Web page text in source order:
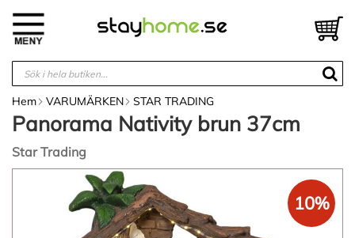
innehållet
Hem VARUMÄRKEN STAR TRADING
Panorama Nativity brun 37cm
Star Trading
10%